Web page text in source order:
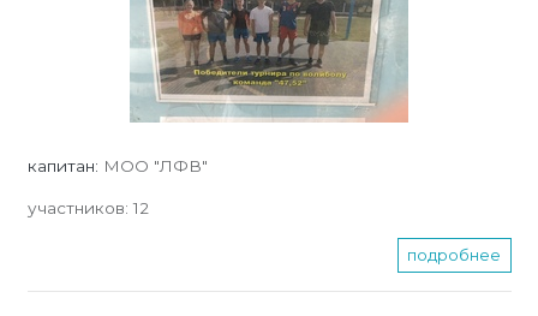
капитан: МОО "ЛФВ"
участников:12
подробнее